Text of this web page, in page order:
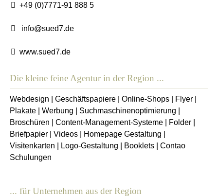
+49 (0)7771-91 888 5
info@sued7.de
www.sued7.de
Die kleine feine Agentur in der Region ...
Webdesign Geschäftspapiere Online-Shops Flyer
Plakate
Werbung Suchmaschinenoptimierung
Broschüren
Content-Management-Systeme Folder
Briefpapier
Videos Homepage Gestaltung
Visitenkarten
Logo-Gestaltung Booklets
Contao
Schulungen
... für Unternehmen aus der Region